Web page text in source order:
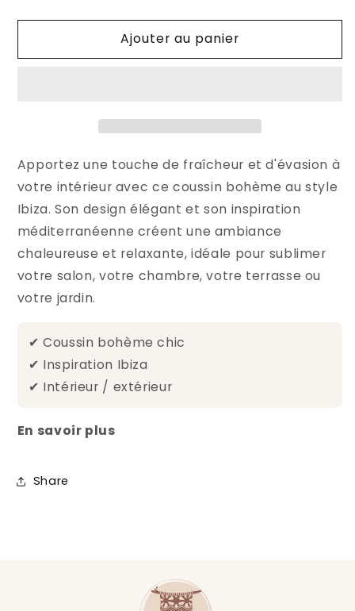
à
à
Franges
Ajouter au panier
Apportez une touche de fraîcheur et d'évasion à
votre intérieur avec ce coussin bohème au style
Ibiza. Son design élégant et son inspiration
méditerranéenne créent une ambiance
chaleureuse et relaxante, idéale pour sublimer
votre salon, votre chambre, votre terrasse ou
votre jardin.
✔ Coussin bohème chic
✔ Inspiration Ibiza
✔ Intérieur / extérieur
En savoir plus
Share